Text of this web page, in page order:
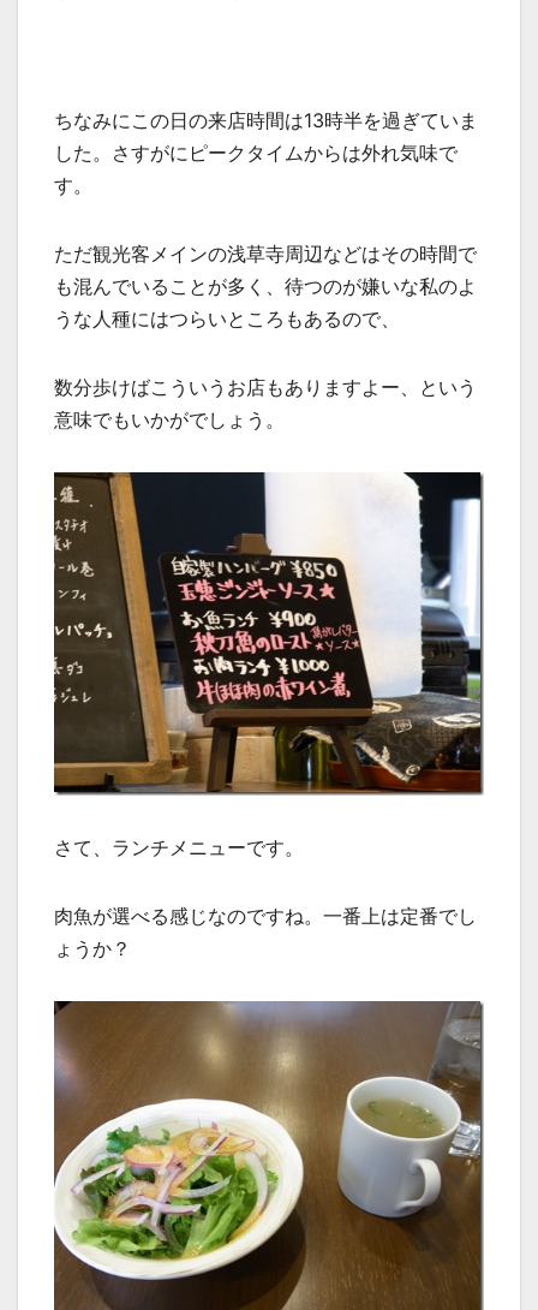
ちなみにこの日の来店時間は13時半を過ぎていま
した。さすがにピークタイムからは外れ気味で
す。
ただ観光客メインの浅草寺周辺などはその時間で
も混んでいることが多く、待つのが嫌いな私のよ
うな人種にはつらいところもあるので、
数分歩けばこういうお店もありますよー、という
意味でもいかがでしょう。
さて、ランチメニューです。
肉魚が選べる感じなのですね。一番上は定番でし
ょうか？